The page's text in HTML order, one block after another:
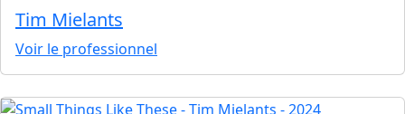
Tim Mielants
Voir le professionnel